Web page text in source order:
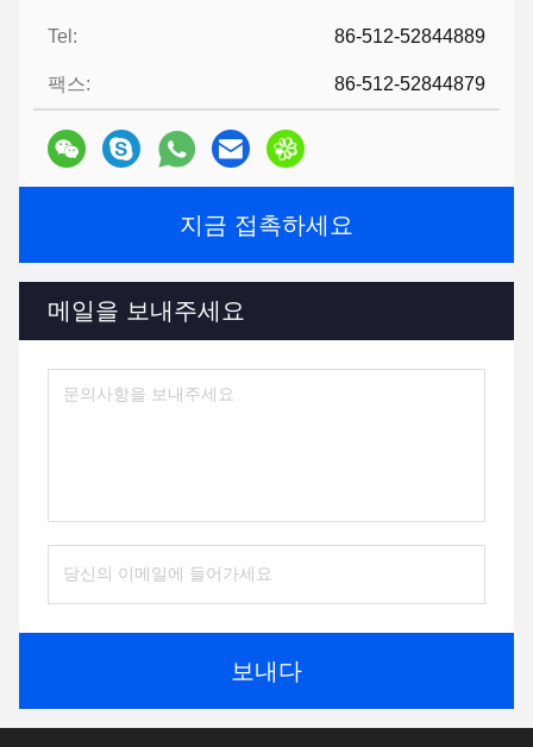
Tel: 86-512-52844889
팩스: 86-512-52844879
지금 접촉하세요
메일을 보내주세요
보내다